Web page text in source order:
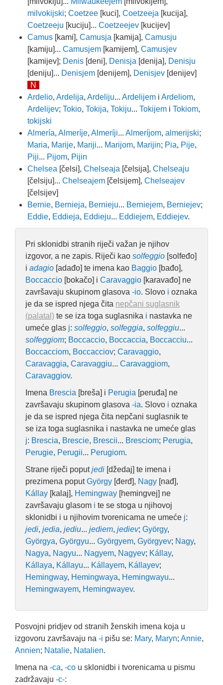
milvokijski; Coetzee [kuci], Coetzeeja [kucija],
Coetzeeju [kuciju]... Coetzeejev [kucijev]
Camus [kami], Camusja [kamija], Camusju
[kamiju]... Camusjem [kamijem], Camusjev
[kamijev]; Denis [deni], Denisja [denija], Denisju
[deniju]... Denisjem [denijem], Denisjev [denijev]
N
Ardelio, Ardelija, Ardeliju... Ardelijem i Ardeliom,
Ardelijev; Tokio, Tokija, Tokiju... Tokijem i Tokiom,
tokijski
Almería, Almeríje, Almeríji... Almeríjom, almerijski;
Maria, Marije, Mariji... Marijom, Marijin; Pia, Pije,
Piji... Pijom, Pijin
Chelsea [čelsi], Chelseaja [čelsija], Chelseaju
[čelsiju]... Chelseajem [čelsijem], Chelseajev
[čelsijev]
Bernie, Bernieja, Bernieju... Berniejem, Berniejev;
Eddie, Eddieja, Eddieju... Eddiejem, Eddiejev.
Pri sklonidbi stranih riječi važan je njihov
izgovor, a ne zapis. Riječi kao solfeggio [solfeđo]
i adagio [adađo] te imena kao Baggio [bađo],
Boccaccio [bokačo] i Caravaggio [karavađo] ne
završavaju skupinom glasova -io. Slovo i oznaka
je da se ispred njega čita nepčani suglasnik
(palatal) te se iza toga suglasnika i nastavka ne
umeće glas j: solfeggio, solfeggia, solfeggiu...
solfeggiom; Boccaccio, Boccaccia, Boccacciu...
Boccacciom, Boccacciov; Caravaggio,
Caravaggia, Caravaggiu... Caravaggiom,
Caravaggiov.
Imena Brescia [breša] i Perugia [peruđa] ne
završavaju skupinom glasova -ia. Slovo i oznaka
je da se ispred njega čita nepčani suglasnik te
se iza toga suglasnika i nastavka ne umeće glas
j: Brescia, Brescie, Brescii... Bresciom; Perugia,
Perugie, Perugii... Perugiom.
Strane riječi poputjedi [džedaj] te imena i
prezimena poputGyörgy [đerđ], Nagy [nađ],
Kállay [kalaj], Hemingway [hemingvej] ne
završavaju glasom i te se stoga u njihovoj
sklonidbi i u njihovim tvorenicama ne umeće j:
jedi, jedia, jediu... jediem, jediev; György,
Györgya, Györgyu... Györgyem, Györgyev; Nagy,
Nagya, Nagyu... Nagyem, Nagyev; Kállay,
Kállaya, Kállayu... Kállayem, Kállayev;
Hemingway, Hemingwaya, Hemingwayu...
Hemingwayem, Hemingwayev.
Posvojni pridjev od stranih ženskih imena koja u
izgovoru završavaju na -i pišu se: Mary, Maryn; Annie,
Annien; Natalie, Natalien.
Imena na -ca, -co u sklonidbi i tvorenicama u pismu
zadržavaju -c-: